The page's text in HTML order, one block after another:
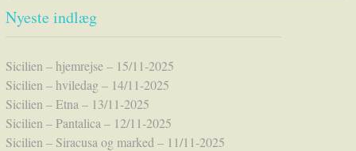
Nyeste indlæg
Sicilien – hjemrejse – 15/11-2025
Sicilien – hviledag – 14/11-2025
Sicilien – Etna – 13/11-2025
Sicilien – Pantalica – 12/11-2025
Sicilien – Siracusa og marked – 11/11-2025